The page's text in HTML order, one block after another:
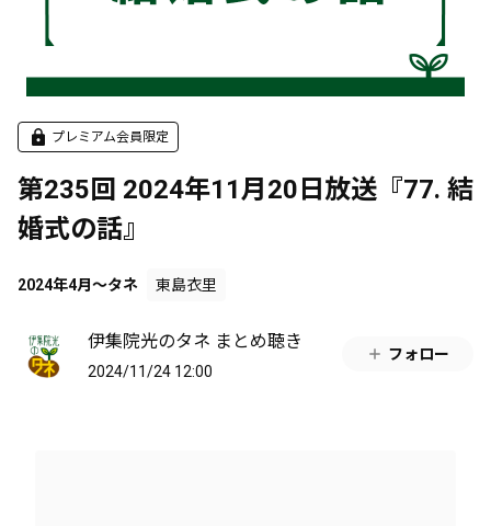
プレミアム会員限定
第235回 2024年11月20日放送『77. 結
婚式の話』
2024年4月～タネ 東島衣里
伊集院光のタネ まとめ聴き
2024/11/24 12:00
フォロー